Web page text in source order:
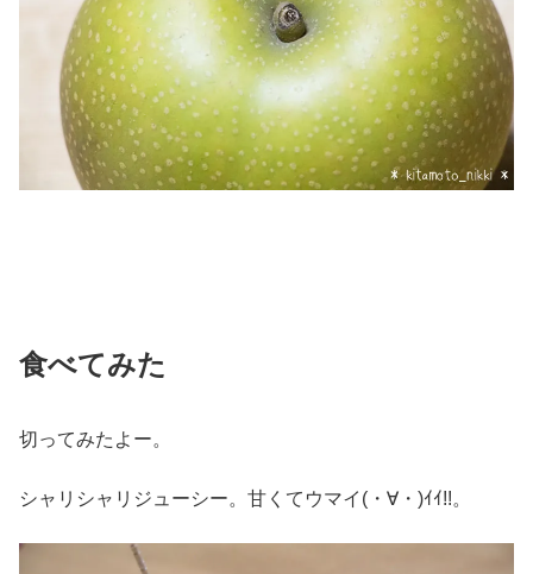
食べてみた
切ってみたよー。
シャリシャリジューシー。甘くてウマイ(・∀・)ｲｲ!!。